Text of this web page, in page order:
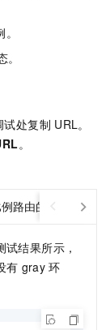
试处复制 URL。
。
路由的泳道
结果所示，
有 gray 环